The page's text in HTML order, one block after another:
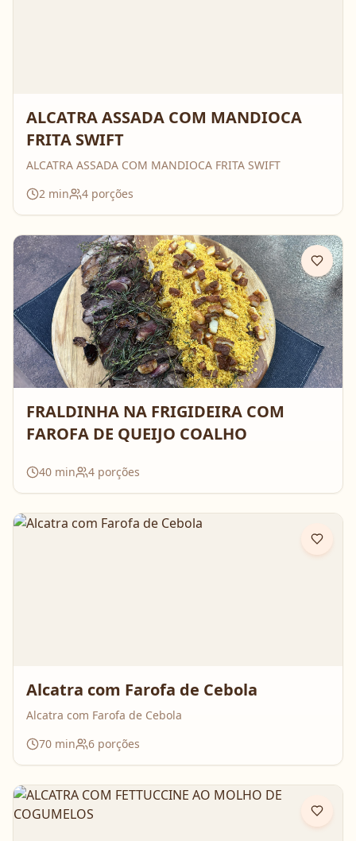
ALCATRA ASSADA COM MANDIOCA
FRITA SWIFT
ALCATRA ASSADA COM MANDIOCA FRITA SWIFT
2 min 4 porções
FRALDINHA NA FRIGIDEIRA COM
FAROFA DE QUEIJO COALHO
40 min 4 porções
Alcatra com Farofa de Cebola
Alcatra com Farofa de Cebola
70 min 6 porções